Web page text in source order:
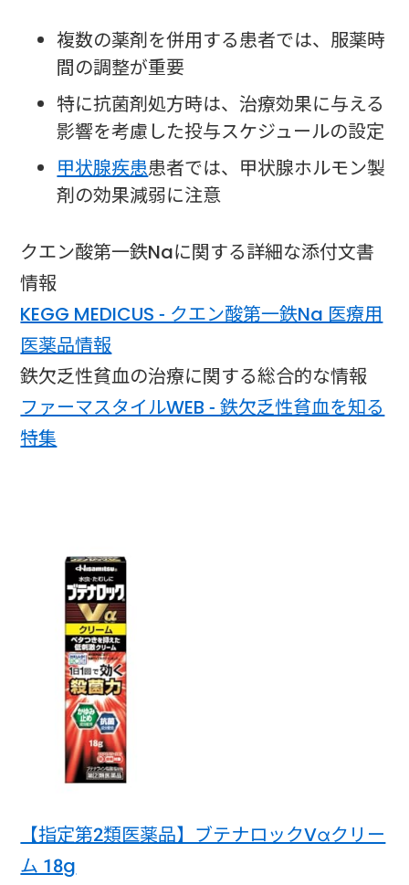
複数の薬剤を併用する患者では、服薬時
間の調整が重要
特に抗菌剤処方時は、治療効果に与える
影響を考慮した投与スケジュールの設定
甲状腺疾患患者では、甲状腺ホルモン製
剤の効果減弱に注意
クエン酸第一鉄Naに関する詳細な添付文書
情報
KEGG MEDICUS - クエン酸第一鉄Na 医療用
医薬品情報
鉄欠乏性貧血の治療に関する総合的な情報
ファーマスタイルWEB - 鉄欠乏性貧血を知る
特集
【指定第2類医薬品】ブテナロックVαクリー
ム 18g